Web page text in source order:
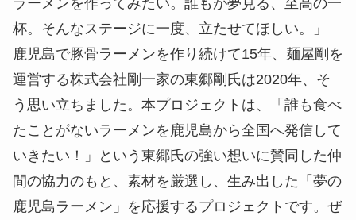
杯。そんなステージに一度、立たせてほしい。」
鹿児島で豚骨ラーメンを作り続けて15年、麺屋剛を
運営する株式会社剛一家の東郷剛氏は2020年、そ
う思い立ちました。本プロジェクトは、「誰も食べ
たことがないラーメンを鹿児島から全国へ発信して
いきたい！」という東郷氏の強い想いに賛同した仲
間の協力のもと、素材を厳選し、生み出した「夢の
鹿児島ラーメン」を応援するプロジェクトです。ぜ